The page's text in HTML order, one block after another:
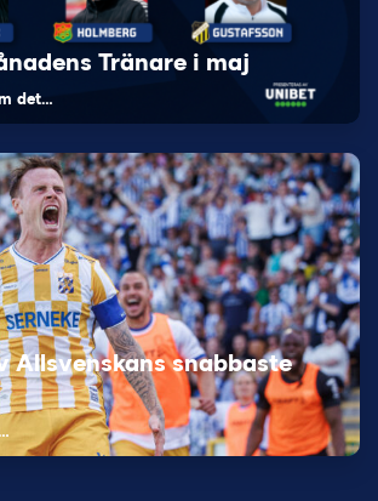
Tränare i maj
det…
Allsvenskans snabbaste